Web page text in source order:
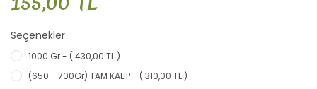
Seçenekler
1000 Gr - ( 430,00 TL )
(650 - 700Gr) TAM KALIP - ( 310,00 TL )